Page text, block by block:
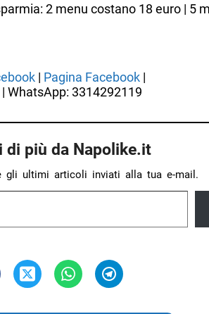
2 menu costano 18 euro | 5
| Pagina Facebook|
WhatsApp: 3314292119
di più da Napolike.it
gli ultimi articoli inviati alla tua e-mail.